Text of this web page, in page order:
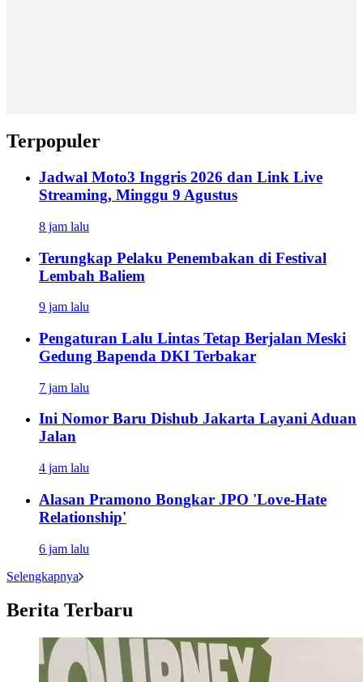
Terpopuler
Jadwal Moto3 Inggris 2026 dan Link Live
Streaming, Minggu 9 Agustus
8 jam lalu
Terungkap Pelaku Penembakan di Festival
Lembah Baliem
9 jam lalu
Pengaturan Lalu Lintas Tetap Berjalan Meski
Gedung Bapenda DKI Terbakar
7 jam lalu
Ini Nomor Baru Dishub Jakarta Layani Aduan
Jalan
4 jam lalu
Alasan Pramono Bongkar JPO 'Love-Hate
Relationship'
6 jam lalu
Selengkapnya
Berita Terbaru